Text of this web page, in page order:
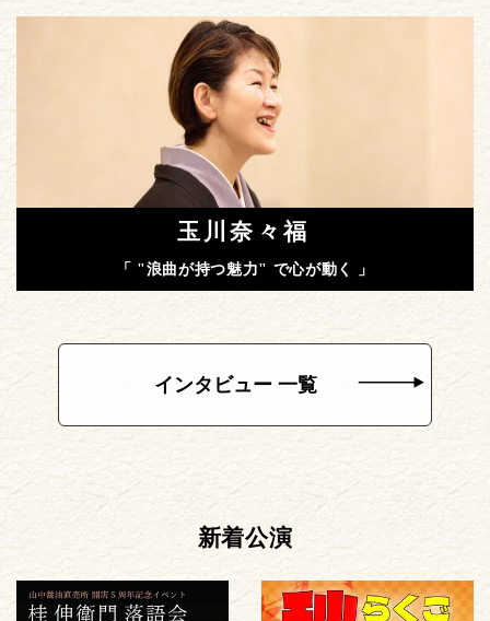
玉川奈々福
「 "浪曲が持つ魅力" で心が動く 」
インタビュー 一覧
新着公演